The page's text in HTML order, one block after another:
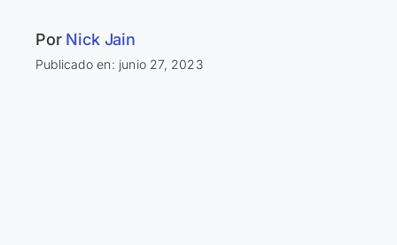
Por Nick Jain
Publicado en: junio 27, 2023